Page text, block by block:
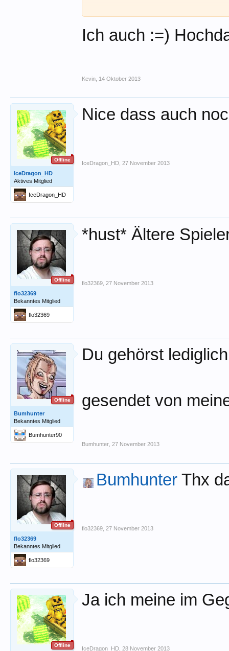
Habt Ihr toll gemacht... ;-)
Ich auch :=)
Kevin 14 Oktober 2013
Offline
IceDragon_HD
Aktives Mitglied
IceDragon_HD
Nice dass auch
IceDragon_HD 27 November 2013
Offline
flo32369
Bekanntes Mitglied
flo32369
*hust* Ältere
flo32369 27 November 2013
Offline
Bumhunter
Bekanntes Mitglied
Bumhunter90
Du gehörst
gesendet von
Bumhunter 27 November 2013
Offline
flo32369
Bekanntes Mitglied
flo32369
Bumhunter Thx
flo32369 27 November 2013
Offline
Ja ich meine im
IceDragon_HD 28 November 2013